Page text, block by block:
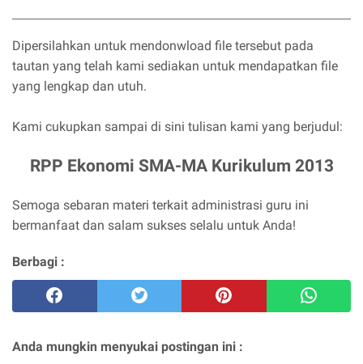
Dipersilahkan untuk mendonwload file tersebut pada
tautan yang telah kami sediakan untuk mendapatkan file
yang lengkap dan utuh.
Kami cukupkan sampai di sini tulisan kami yang berjudul:
RPP Ekonomi SMA-MA Kurikulum 2013
Semoga sebaran materi terkait administrasi guru ini
bermanfaat dan salam sukses selalu untuk Anda!
Berbagi :
Anda mungkin menyukai postingan ini :